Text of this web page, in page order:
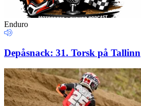
Enduro
Depåsnack: 31. Torsk på Tallinn